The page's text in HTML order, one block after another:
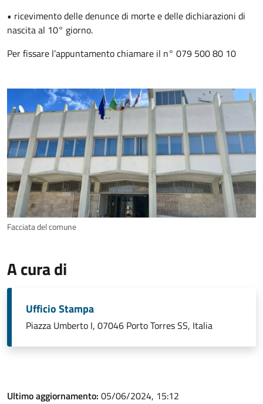
• ricevimento delle denunce di morte e delle dichiarazioni di
nascita al 10° giorno.
Per fissare l’appuntamento chiamare il n° 079 500 80 10
Facciata del comune
A cura di
Ufficio Stampa
Piazza Umberto I, 07046 Porto Torres SS, Italia
Ultimo aggiornamento: 05/06/2024, 15:12